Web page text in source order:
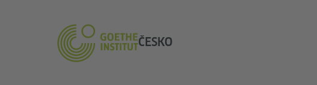
ČESKO